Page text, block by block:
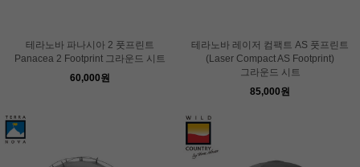
테라노바 파나시아 2 풋프린트
Panacea 2 Footprint 그라운드 시트
60,000원
테라노바 레이저 컴팩트 AS 풋프린트
(Laser Compact AS Footprint)
그라운드 시트
85,000원